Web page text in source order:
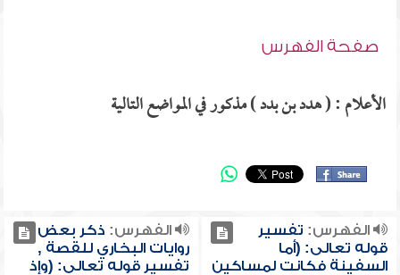
صفحة الفهرس
الأعلام : ( هدد بن بدد ) مذكور في المواضع التالية
الفهرس: تفسير
قوله تعالى: (أما
السفينة فكانت لمساكين
الفهرس: ذكر بعض
روايات البخاري للقصة ,
تفسير قوله تعالى: (وإذ